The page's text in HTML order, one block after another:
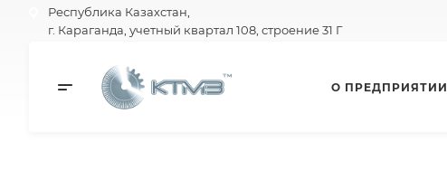
Республика Казахстан,
г. Караганда, учетный квартал 108, строение 31 Г
О ПРЕДПРИЯТИИ